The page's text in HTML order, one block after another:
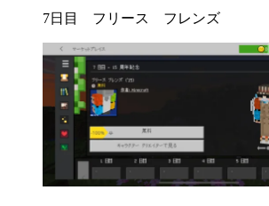
7日目 フリース フレンズ